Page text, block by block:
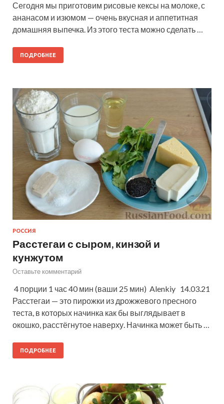
Сегодня мы приготовим рисовые кексы на молоке, с
ананасом и изюмом — очень вкусная и аппетитная
домашняя выпечка. Из этого теста можно сделать …
ПОДРОБНЕЕ
РОССИЯ
Расстегаи с сыром, кинзой и
кунжутом
Оставьте комментарий
4 порции 1 час 40 мин (ваши 25 мин) Alenkiy 14.03.21
Расстегаи — это пирожки из дрожжевого пресного
теста, в которых начинка как бы выглядывает в
окошко, расстёгнутое наверху. Начинка может быть …
ПОДРОБНЕЕ